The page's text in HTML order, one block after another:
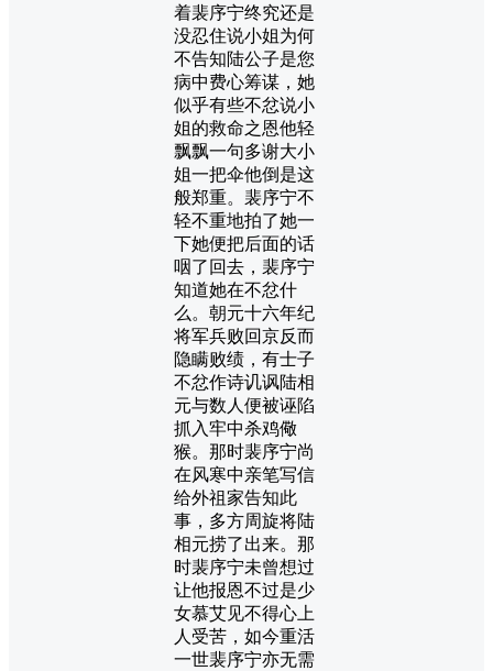
着裴序宁终究还是
没忍住说小姐为何
不告知陆公子是您
病中费心筹谋，她
似乎有些不忿说小
姐的救命之恩他轻
飘飘一句多谢大小
姐一把伞他倒是这
般郑重。裴序宁不
轻不重地拍了她一
下她便把后面的话
咽了回去，裴序宁
知道她在不忿什
么。朝元十六年纪
将军兵败回京反而
隐瞒败绩，有士子
不忿作诗讥讽陆相
元与数人便被诬陷
抓入牢中杀鸡儆
猴。那时裴序宁尚
在风寒中亲笔写信
给外祖家告知此
事，多方周旋将陆
相元捞了出来。那
时裴序宁未曾想过
让他报恩不过是少
女慕艾见不得心上
人受苦，如今重活
一世裴序宁亦无需